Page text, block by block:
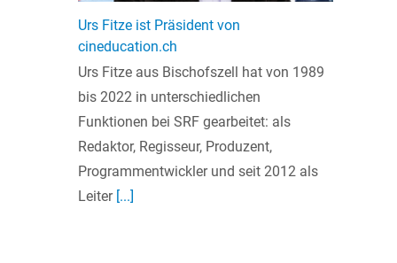
Urs Fitze ist Präsident von
cineducation.ch
Urs Fitze aus Bischofszell hat von 1989
bis 2022 in unterschiedlichen
Funktionen bei SRF gearbeitet: als
Redaktor, Regisseur, Produzent,
Programmentwickler und seit 2012 als
Leiter[...]